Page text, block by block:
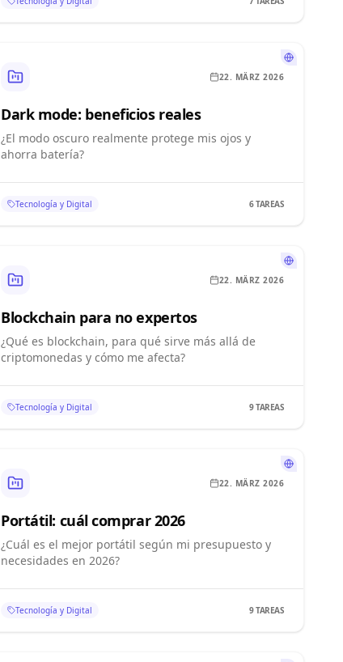
22. MÄRZ 2026
Dark mode: beneficios reales
¿El modo oscuro realmente protege mis ojos y
ahorra batería?
Tecnología y Digital 6TAREAS
22. MÄRZ 2026
Blockchain para no expertos
¿Qué es blockchain, para qué sirve más allá de
criptomonedas y cómo me afecta?
Tecnología y Digital 9TAREAS
22. MÄRZ 2026
Portátil: cuál comprar 2026
¿Cuál es el mejor portátil según mi presupuesto y
necesidades en 2026?
Tecnología y Digital 9TAREAS